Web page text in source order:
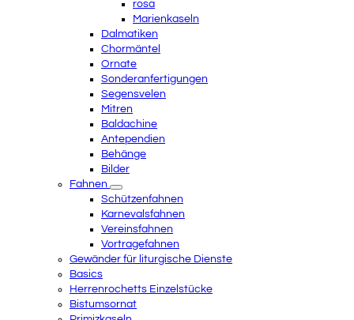
rosa
Marienkaseln
Dalmatiken
Chormäntel
Ornate
Sonderanfertigungen
Segensvelen
Mitren
Baldachine
Antependien
Behänge
Bilder
Fahnen
Schützenfahnen
Karnevalsfahnen
Vereinsfahnen
Vortragefahnen
Gewänder für liturgische Dienste
Basics
Herrenrochetts Einzelstücke
Bistumsornat